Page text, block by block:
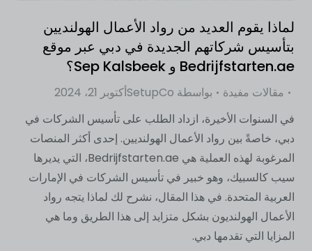
لماذا يقوم العديد من رواد الأعمال الهولنديين
بتأسيس شركاتهم الجديدة في دبي عبر موقع
Bedrijfstarten.ae و Sep Kalsbeek؟
مقالات مفيدة بواسطة SetupCoأكتوبر 21، 2024
في السنوات الأخيرة، ازداد الطلب على تأسيس الشركات في
دبي، خاصةً بين رواد الأعمال الهولنديين. إحدى أكثر المنصات
المرغوبة لهذه العملية هي Bedrijfstarten.ae، التي يديرها
سيب كالسبيك، وهو خبير في تأسيس الشركات في الإمارات
العربية المتحدة. في هذا المقال، نشرح لك لماذا يتجه رواد
الأعمال الهولنديون بشكل متزايد إلى هذا الطريق وما هي
المزايا التي تقدمها دبي.